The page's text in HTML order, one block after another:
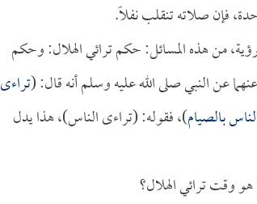
فإن صلاته تنقلب نفلاً.
من هذه المسائل: حكم ترائي الهلال: وحكم
عن النبي صلى الله عليه وسلم أنه قال: (تراءى
بالصيام)، فقوله: (تراءى الناس)، هذا يدل
وقت ترائي الهلال؟